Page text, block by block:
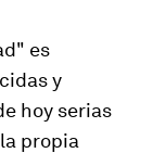
es
y
hoy serias
propia